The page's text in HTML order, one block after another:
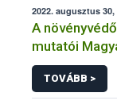
2022. augusztus 30,
A
mutatói
TOVÁBB >